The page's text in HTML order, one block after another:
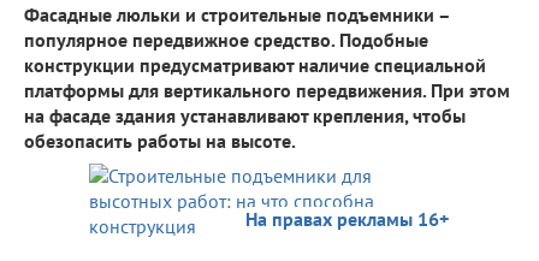
Фасадные люльки и строительные подъемники –
популярное передвижное средство. Подобные
конструкции предусматривают наличие специальной
платформы для вертикального передвижения. При этом
на фасаде здания устанавливают крепления, чтобы
обезопасить работы на высоте.
На правах рекламы 16+